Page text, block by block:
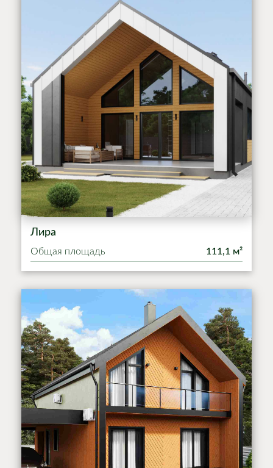
Лира
Общая площадь 111,1 м²